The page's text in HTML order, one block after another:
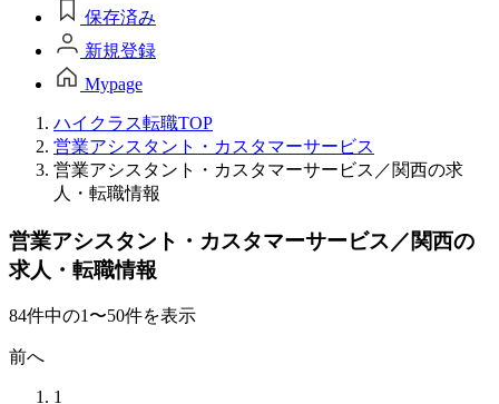
保存済み
新規登録
Mypage
ハイクラス転職TOP
営業アシスタント・カスタマーサービス
営業アシスタント・カスタマーサービス／関西の求
人・転職情報
営業アシスタント・カスタマーサービス／関西の
求人・転職情報
84件中の1〜50件を表示
前へ
1